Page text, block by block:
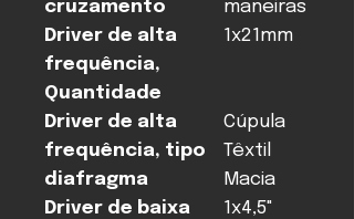
cruzamento
maneiras
Driver de alta
frequência,
Quantidade
1x21mm
Driver de alta
frequência, tipo
diafragma
Cúpula
Têxtil
Macia
Driver de baixa
1x4,5"